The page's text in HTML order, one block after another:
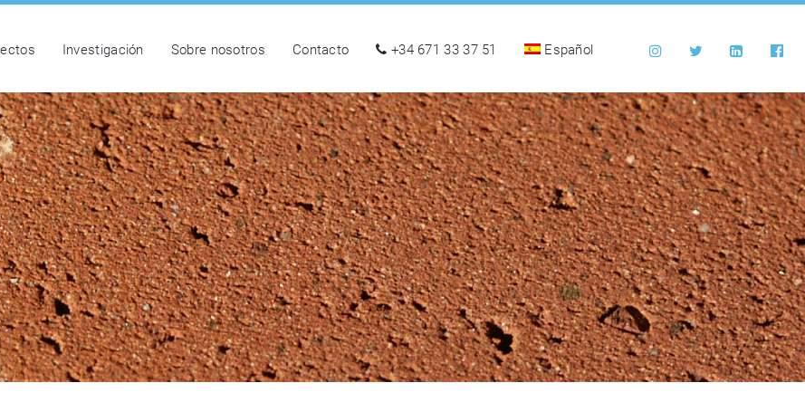
Investigación Sobre nosotros Contacto +34 671 33 37 51 Español